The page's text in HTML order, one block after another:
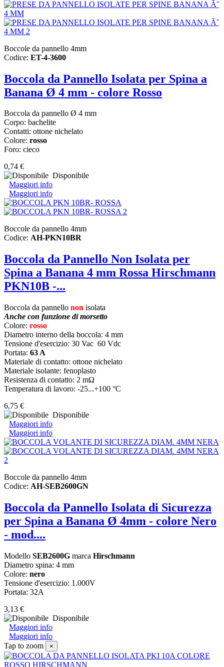
Boccole da pannello 4mm
Codice: ET-4-3600
Boccola da Pannello Isolata per Spina a
Banana Ø 4 mm - colore Rosso
Boccola da pannello Ø 4 mm
Corpo: bachelite
Contatti: ottone nichelato
Colore: rosso
Foro: cieco
0,74 €
Disponibile
Maggiori info
Maggiori info
Boccole da pannello 4mm
Codice: AH-PKN10BR
Boccola da Pannello Non Isolata per
Spina a Banana 4 mm Rossa Hirschmann
PKN10B -...
Boccola da pannello non isolata
Anche con funzione di morsetto
Colore: rosso
Diametro interno della boccola: 4 mm
Tensione d'esercizio: 30 Vac 60 Vdc
Portata: 63 A
Materiale di contatto: ottone nichelato
Materiale isolante: fenoplasto
Resistenza di contatto: 2 mΩ
Temperatura di lavoro: -25...+100 °C
6,75 €
Disponibile
Maggiori info
Maggiori info
Boccole da pannello 4mm
Codice: AH-SEB2600GN
Boccola da Pannello Isolata di Sicurezza
per Spina a Banana Ø 4mm - colore Nero
- mod....
Modello SEB2600G marca Hirschmann
Diametro spina: 4 mm
Colore: nero
Tensione d'esercizio: 1.000V
Portata: 32A
3,13 €
Disponibile
Maggiori info
Maggiori info
Tap to zoom
×